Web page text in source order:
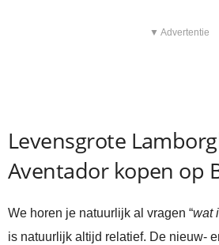
▼ Advertentie
Levensgrote
Aventador kopen op
We horen je natuurlijk al vragen “wat
is natuurlijk altijd relatief. De nieuw-